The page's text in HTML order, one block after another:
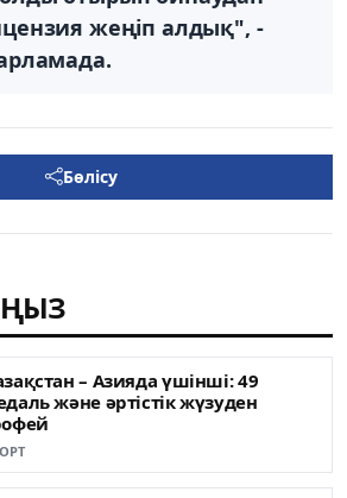
жеңіп алдық", -
Бөлісу
– Азияда үшінші: 49
жəне əртістік жүзуден